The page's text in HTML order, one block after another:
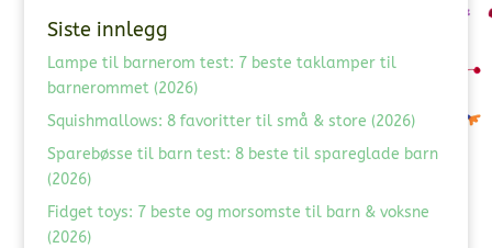
Siste innlegg
Lampe til barnerom test: 7 beste taklamper til
barnerommet (2026)
Squishmallows: 8 favoritter til små & store (2026)
Sparebøsse til barn test: 8 beste til spareglade barn
(2026)
Fidget toys: 7 beste og morsomste til barn & voksne
(2026)